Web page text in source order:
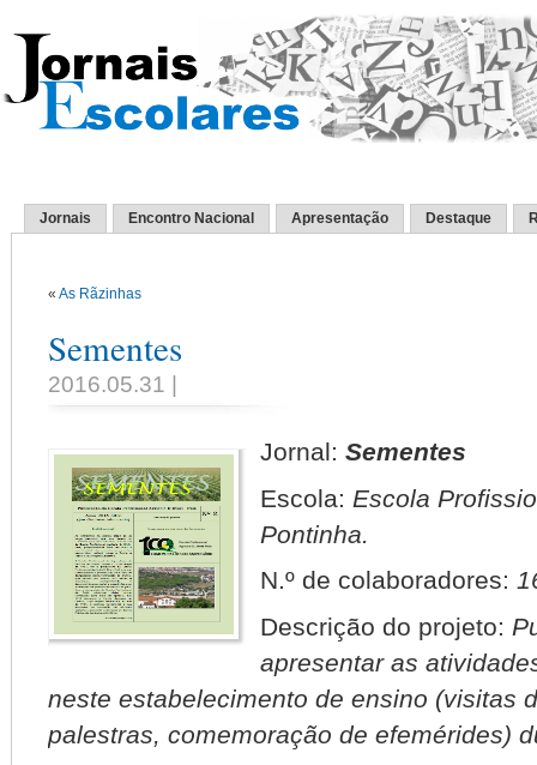
Jornais Encontro Nacional Apresentação Destaque
« As Rãzinhas
Sementes
2016.05.31 |
Jornal:Sementes
Escola: Escola
Pontinha.
N.º de colaboradores:
Descrição do projeto:
apresentar as
neste estabelecimento de ensino (visitas
palestras, comemoração de efemérides)